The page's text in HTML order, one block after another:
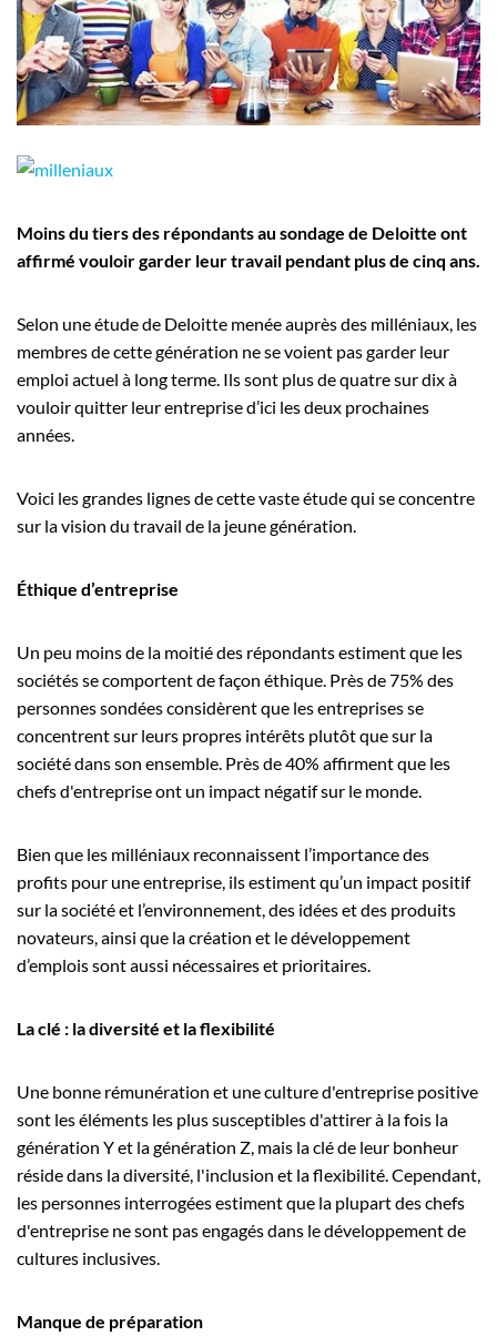
Employeurs
Publiez une offre d'emploi
Moins du tiers des répondants au sondage de Deloitte ont
affirmé vouloir garder leur travail pendant plus de cinq ans.
Selon une étude de Deloitte menée auprès des milléniaux, les
membres de cette génération ne se voient pas garder leur
emploi actuel à long terme. Ils sont plus de quatre sur dix à
vouloir quitter leur entreprise d’ici les deux prochaines
années.
Voici les grandes lignes de cette vaste étude qui se concentre
sur la vision du travail de la jeune génération.
Éthique d’entreprise
Un peu moins de la moitié des répondants estiment que les
sociétés se comportent de façon éthique. Près de 75% des
personnes sondées considèrent que les entreprises se
concentrent sur leurs propres intérêts plutôt que sur la
société dans son ensemble. Près de 40% affirment que les
chefs d'entreprise ont un impact négatif sur le monde.
Bien que les milléniaux reconnaissent l’importance des
profits pour une entreprise, ils estiment qu’un impact positif
sur la société et l’environnement, des idées et des produits
novateurs, ainsi que la création et le développement
d’emplois sont aussi nécessaires et prioritaires.
La clé : la diversité et la flexibilité
Une bonne rémunération et une culture d'entreprise positive
sont les éléments les plus susceptibles d'attirer à la fois la
génération Y et la génération Z, mais la clé de leur bonheur
réside dans la diversité, l'inclusion et la flexibilité. Cependant,
les personnes interrogées estiment que la plupart des chefs
d'entreprise ne sont pas engagés dans le développement de
cultures inclusives.
Manque de préparation